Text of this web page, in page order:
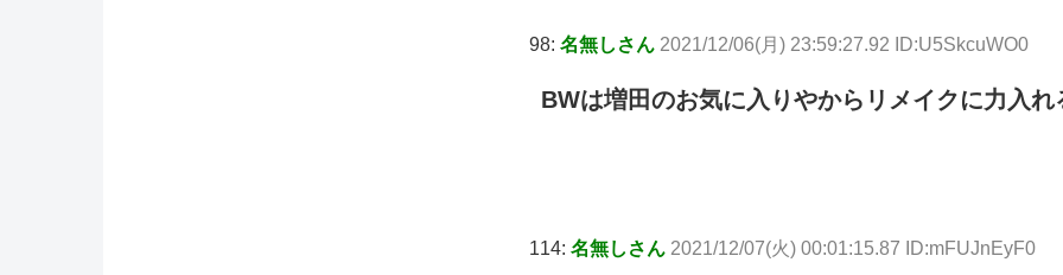
98: 名無しさん 2021/12/06(月) 23:59:27.92 ID:U5SkcuWO0
BWは増田のお気に入りやからリメイクに力入れ
114: 名無しさん 2021/12/07(火) 00:01:15.87 ID:mFUJnEyF0